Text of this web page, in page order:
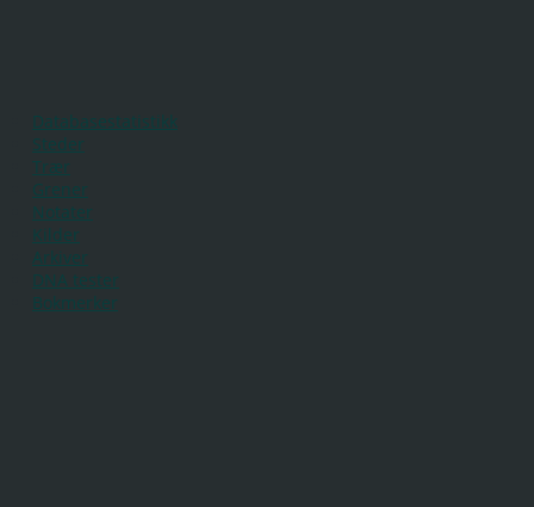
Databasestatistikk
Steder
Trær
Grener
Notater
Kilder
Arkiver
DNA tester
Bokmerker